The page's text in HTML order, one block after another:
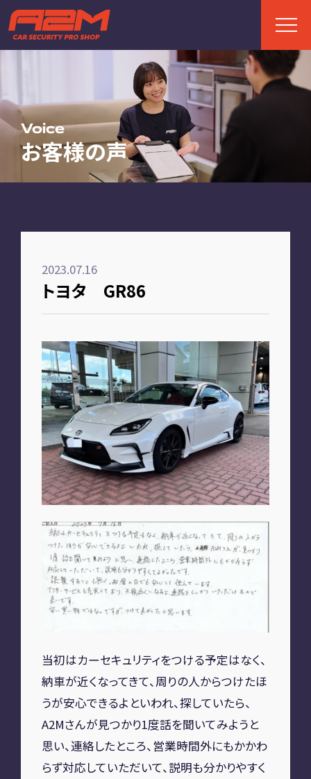
Voice
お客様の声
2023.07.16
トヨタ GR86
当初はカーセキュリティをつける予定はなく、
納車が近くなってきて、周りの人からつけたほ
うが安心できるよといわれ、探していたら、
A2Mさんが見つかり1度話を聞いてみようと
思い、連絡したところ、営業時間外にもかかわ
らず対応していただいて、説明も分かりやすく
TOP
ABOUT
A2Mについて
FAQ
お客様の声
PLAN
車種別プラン
SHOP
A2M 本店
A2M 仙台
A2M 宇都宮
A2M 愛知
A2M USC
アップデート サポートセンター
A2M 横浜
CONTACT